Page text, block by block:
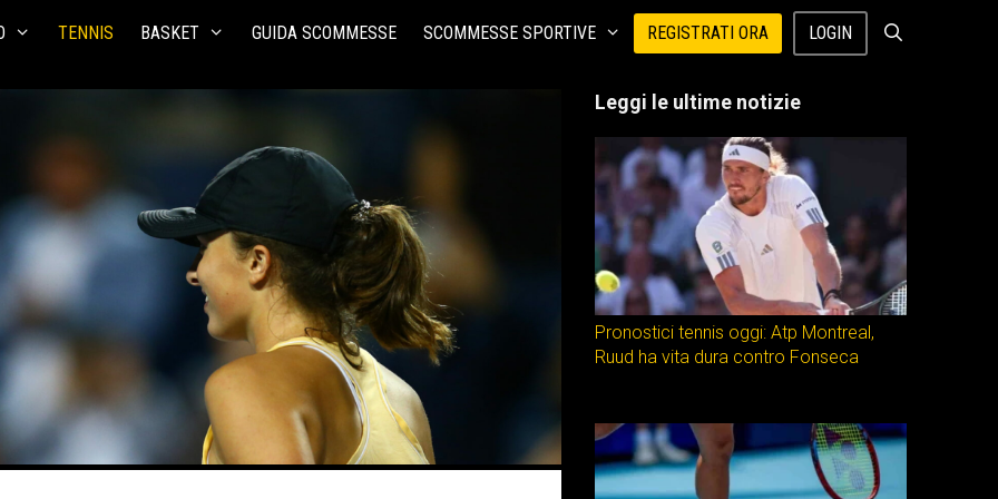
TENNIS BASKET GUIDA SCOMMESSE SCOMMESSE SPORTIVE REGISTRATI ORA LOGIN
Leggi le ultime notizie
Pronostici tennis oggi: Atp Montreal,
Ruud ha vita dura contro Fonseca